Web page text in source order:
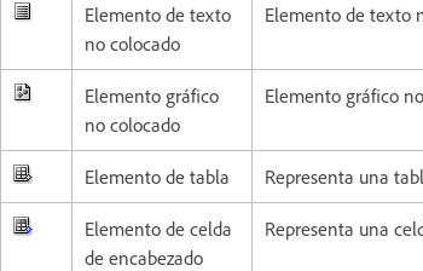
Elemento de texto
no colocado
Elemento de texto
Elemento gráfico
no colocado
Elemento gráfico
Elemento de tabla Representa una
Elemento de celda
de encabezado
Representa una